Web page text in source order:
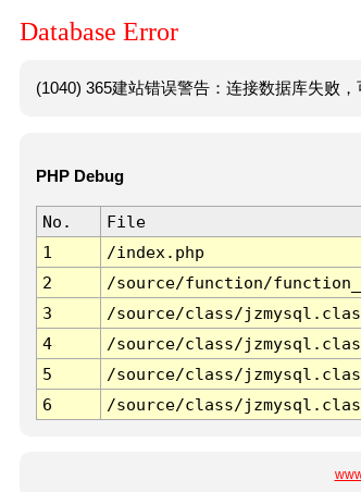
Database Error
(1040) 365建站错误警告：连接数据库失败
PHP Debug
No. File
1
/index.php
2
/source/function/
3
/source/class/
4
/source/class/
5
/source/class/
6
/source/class/